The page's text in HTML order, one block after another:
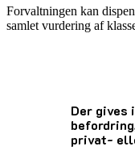
Forvaltningen kan
samlet vurdering af
Der
privat-